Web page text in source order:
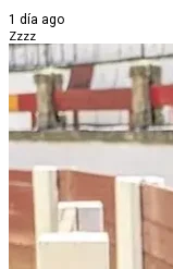
1 día ago
Zzzz